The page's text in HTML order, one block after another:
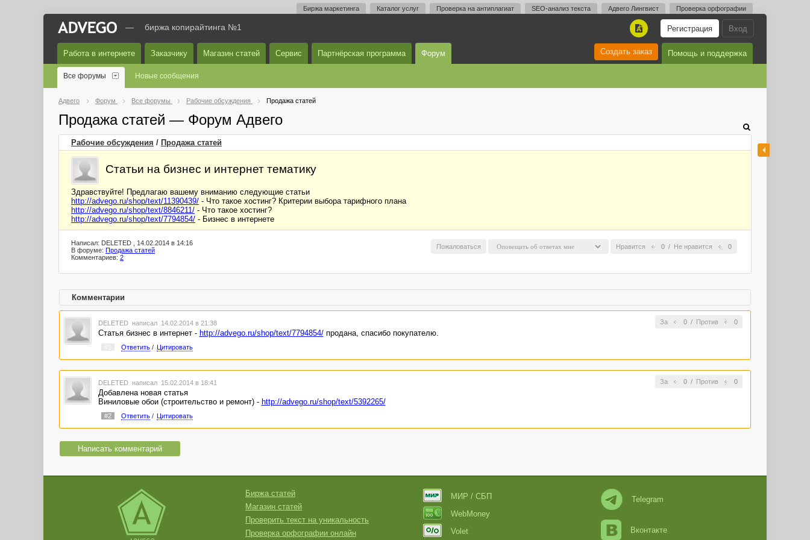
Биржа маркетинга Каталог услуг Проверка на антиплагиат SEO-анализ текста Адвего Лингвист Проверка орфографии
Вход
Регистрация
A
— биржа копирайтинга №1
Работа в интернете Заказчику Магазин статей Сервис Партнёрская программа Форум Помощь и поддержка
Создать заказ
Все форумы Новые сообщения
Адвего Форум Все форумы Рабочие обсуждения Продажа статей
Продажа статей — Форум Адвего
Рабочие обсуждения / Продажа статей
Статьи на бизнес и интернет тематику
Здравствуйте! Предлагаю вашему вниманию следующие статьи
http://advego.ru/shop/text/11390439/ - Что такое хостинг? Критерии выбора тарифного плана
http://advego.ru/shop/text/8846211/ - Что такое хостинг?
http://advego.ru/shop/text/7794854/ - Бизнес в интернете
Нравится 0 / Не нравится 0
Пожаловаться
Написал: DELETED , 14.02.2014 в 14:16
В форуме: Продажа статей
Комментариев: 2
Комментарии
За 0/ Против 0
DELETED написал 14.02.2014 в 21:38
Статья бизнес в интернет - http://advego.ru/shop/text/7794854/продана, спасибо покупателю.
Ответить/ Цитировать
За 0/ Против 0
DELETED написал 15.02.2014 в 18:41
Добавлена новая статья
Виниловые обои (строительство и ремонт) - http://advego.ru/shop/text/5392265/
#2 Ответить/ Цитировать
Написать комментарий
Биржа статей
Магазин статей
Проверить текст на уникальность
Проверка орфографии онлайн
МИР / СБП
WebMoney
Volet
Telegram
Вконтакте